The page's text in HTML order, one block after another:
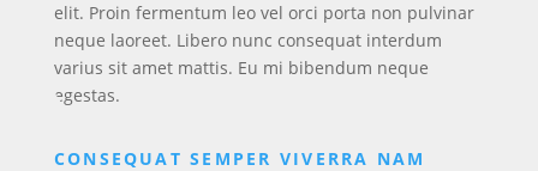
elit. Proin fermentum leo vel orci porta non pulvinar
neque laoreet. Libero nunc consequat interdum
varius sit amet mattis. Eu mi bibendum neque
egestas.
CONSEQUAT SEMPER VIVERRA NAM